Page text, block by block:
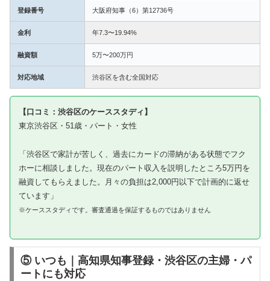
登録番号 大阪府知事（6）第12736号
金利 年7.3〜19.94%
融資額 5万〜200万円
対応地域 渋谷区を含む全国対応
【口コミ：渋谷区のケーススタディ】
東京渋谷区・51歳・パート・女性
「渋谷区で家計が苦しく、過去にカードの滞納がある状態でフク
ホーに相談しました。現在のパート収入を説明したところ5万円を
融資してもらえました。月々の負担は2,000円以下で計画的に返せ
ています」
※ケーススタディです。審査通過を保証するものではありません
⑤ いつも｜高知県知事登録・渋谷区の主婦・パ
ートにも対応